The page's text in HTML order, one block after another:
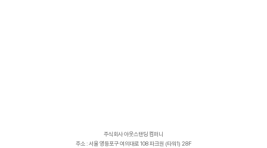
주식회사 아웃스탠딩 컴퍼니
주소 : 서울 영등포구 여의대로 108 파크원 (타워1) 28F